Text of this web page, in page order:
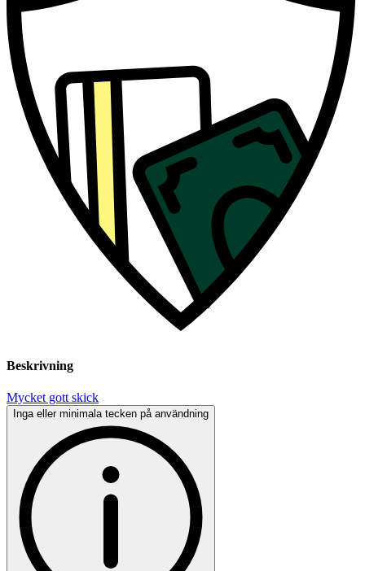
Beskrivning
Mycket gott skick
Inga eller minimala tecken på användning